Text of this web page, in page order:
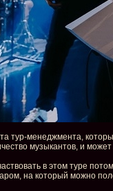
тур-менеджмента,
музыкантов, и
в этом туре
на который можно